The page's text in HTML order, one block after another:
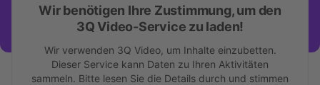
Wir benötigen Ihre Zustimmung, um den
3Q Video-Service zu laden!
Wir verwenden 3Q Video, um Inhalte einzubetten.
Dieser Service kann Daten zu Ihren Aktivitäten
sammeln. Bitte lesen Sie die Details durch und stimmen